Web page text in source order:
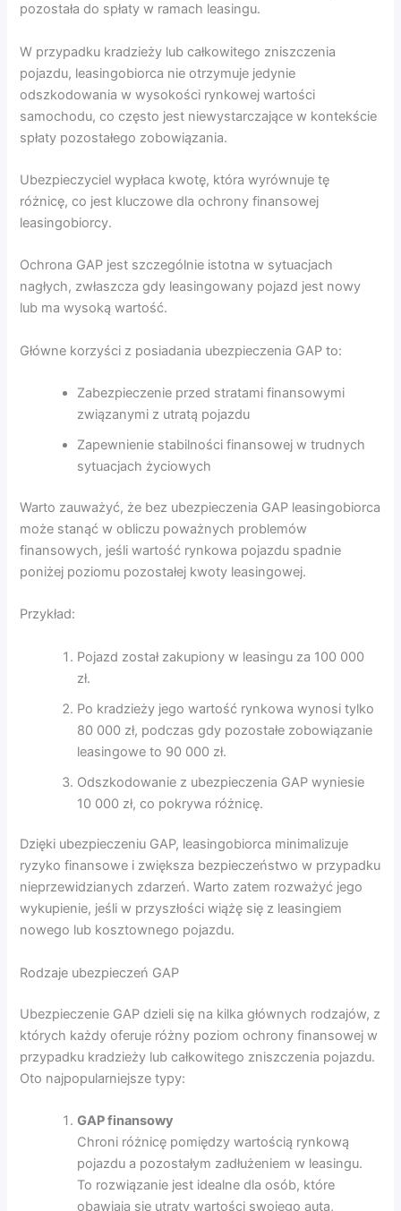
pozostała do spłaty w ramach leasingu.
W przypadku kradzieży lub całkowitego zniszczenia
pojazdu, leasingobiorca nie otrzymuje jedynie
odszkodowania w wysokości rynkowej wartości
samochodu, co często jest niewystarczające w kontekście
spłaty pozostałego zobowiązania.
Ubezpieczyciel wypłaca kwotę, która wyrównuje tę
różnicę, co jest kluczowe dla ochrony finansowej
leasingobiorcy.
Ochrona GAP jest szczególnie istotna w sytuacjach
nagłych, zwłaszcza gdy leasingowany pojazd jest nowy
lub ma wysoką wartość.
Główne korzyści z posiadania ubezpieczenia GAP to:
Zabezpieczenie przed stratami finansowymi
związanymi z utratą pojazdu
Zapewnienie stabilności finansowej w trudnych
sytuacjach życiowych
Warto zauważyć, że bez ubezpieczenia GAP leasingobiorca
może stanąć w obliczu poważnych problemów
finansowych, jeśli wartość rynkowa pojazdu spadnie
poniżej poziomu pozostałej kwoty leasingowej.
Przykład:
Pojazd został zakupiony w leasingu za 100 000
zł.
Po kradzieży jego wartość rynkowa wynosi tylko
80 000 zł, podczas gdy pozostałe zobowiązanie
leasingowe to 90 000 zł.
Odszkodowanie z ubezpieczenia GAP wyniesie
10 000 zł, co pokrywa różnicę.
Dzięki ubezpieczeniu GAP, leasingobiorca minimalizuje
ryzyko finansowe i zwiększa bezpieczeństwo w przypadku
nieprzewidzianych zdarzeń. Warto zatem rozważyć jego
wykupienie, jeśli w przyszłości wiążę się z leasingiem
nowego lub kosztownego pojazdu.
Rodzaje ubezpieczeń GAP
Ubezpieczenie GAP dzieli się na kilka głównych rodzajów, z
których każdy oferuje różny poziom ochrony finansowej w
przypadku kradzieży lub całkowitego zniszczenia pojazdu.
Oto najpopularniejsze typy:
GAP finansowy
Chroni różnicę pomiędzy wartością rynkową
pojazdu a pozostałym zadłużeniem w leasingu.
To rozwiązanie jest idealne dla osób, które
obawiają się utraty wartości swojego auta,